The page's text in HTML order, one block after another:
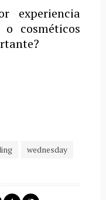
experiencia
cosméticos
wednesday